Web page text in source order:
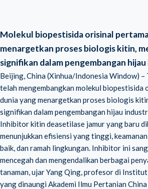
Molekul biopestisida orisinal
menargetkan proses biologis kitin,
signifikan dalam pengembangan
Beijing, China (Xinhua/Indonesia Window) –
telah mengembangkan molekul biopestisida
dunia yang menargetkan proses biologis
signifikan dalam pengembangan hijau
Inhibitor kitin deasetilase jamur yang baru
menunjukkan efisiensi yang tinggi,
baik, dan ramah lingkungan. Inhibitor ini
mencegah dan mengendalikan berbagai
tanaman, ujar Yang Qing, profesor di
yang dinaungi Akademi Ilmu Pertanian